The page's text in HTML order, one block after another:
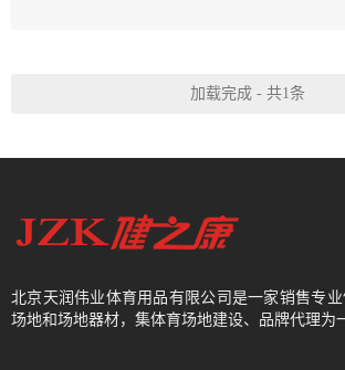
加载完成 - 共1条
北京天润伟业体育用品有限公司是一家销售专
场地和场地器材，集体育场地建设、品牌代理为